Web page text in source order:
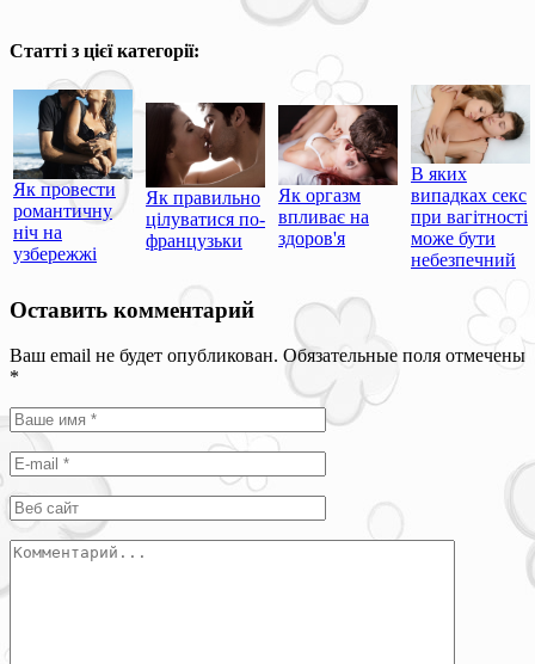
Статті з цієї категорії:
Як провести
романтичну
ніч на
узбережжі
Як правильно
цілуватися по-
французьки
Як оргазм
впливає на
здоров'я
В яких
випадках секс
при вагітності
може бути
небезпечний
Оставить комментарий
Ваш email не будет опубликован. Обязательные поля отмечены
*